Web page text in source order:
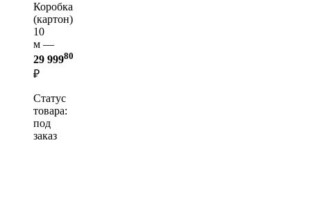
Коробка
(картон)
10
м —
29 99980
₽
Статус
товара:
под
заказ